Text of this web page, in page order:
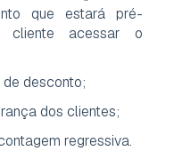
que estará pré-
cliente acessar o
desconto;
dos clientes;
regressiva.